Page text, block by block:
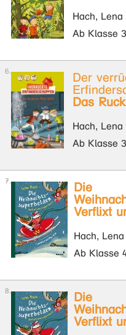
Hach, Lena
Ab Klasse 3
Der
Das
Hach, Lena
Ab Klasse 3
Die
Verflixt
Hach, Lena
Ab Klasse
Die
Verflixt